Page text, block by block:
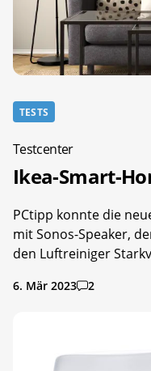
TESTS
Testcenter
Ikea-Smart-
PCtipp konnte die
mit Sonos-Speaker,
den Luftreiniger
6. Mär 2023 2